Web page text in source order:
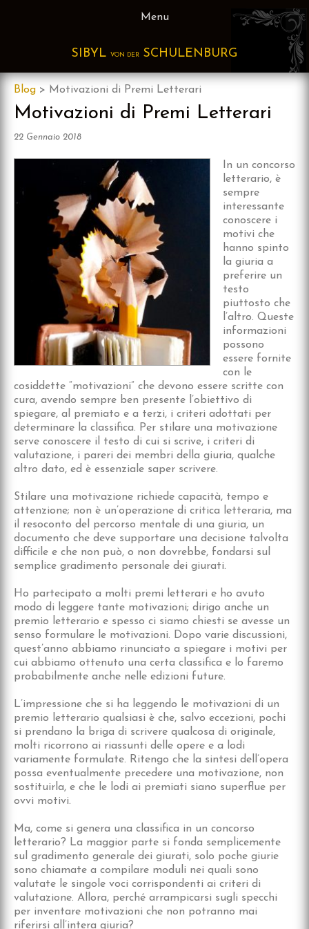
Menu
SIBYL VON DER SCHULENBURG
Blog > Motivazioni di Premi Letterari
Motivazioni di Premi Letterari
22 Gennaio 2018
In un concorso
letterario, è
sempre
interessante
conoscere i
motivi che
hanno spinto
la giuria a
preferire un
testo
piuttosto che
l’altro. Queste
informazioni
possono
essere fornite
con le
cosiddette “motivazioni” che devono essere scritte con
cura, avendo sempre ben presente l’obiettivo di
spiegare, al premiato e a terzi, i criteri adottati per
determinare la classifica. Per stilare una motivazione
serve conoscere il testo di cui si scrive, i criteri di
valutazione, i pareri dei membri della giuria, qualche
altro dato, ed è essenziale saper scrivere.
Stilare una motivazione richiede capacità, tempo e
attenzione; non è un’operazione di critica letteraria, ma
il resoconto del percorso mentale di una giuria, un
documento che deve supportare una decisione talvolta
difficile e che non può, o non dovrebbe, fondarsi sul
semplice gradimento personale dei giurati.
Ho partecipato a molti premi letterari e ho avuto
modo di leggere tante motivazioni; dirigo anche un
premio letterario e spesso ci siamo chiesti se avesse un
senso formulare le motivazioni. Dopo varie discussioni,
quest’anno abbiamo rinunciato a spiegare i motivi per
cui abbiamo ottenuto una certa classifica e lo faremo
probabilmente anche nelle edizioni future.
L’impressione che si ha leggendo le motivazioni di un
premio letterario qualsiasi è che, salvo eccezioni, pochi
si prendano la briga di scrivere qualcosa di originale,
molti ricorrono ai riassunti delle opere e a lodi
variamente formulate. Ritengo che la sintesi dell’opera
possa eventualmente precedere una motivazione, non
sostituirla, e che le lodi ai premiati siano superflue per
ovvi motivi.
Ma, come si genera una classifica in un concorso
letterario? La maggior parte si fonda semplicemente
sul gradimento generale dei giurati, solo poche giurie
sono chiamate a compilare moduli nei quali sono
valutate le singole voci corrispondenti ai criteri di
valutazione. Allora, perché arrampicarsi sugli specchi
per inventare motivazioni che non potranno mai
riferirsi all’intera giuria?